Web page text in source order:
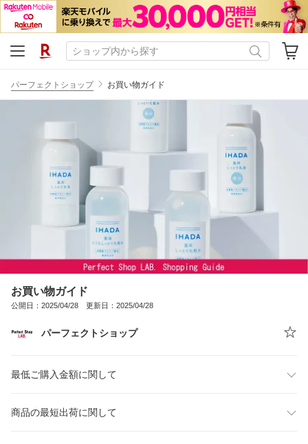
パーフェクトショップ お買い物ガイド
お買い物ガイド
公開日：2025/04/28 更新日：2025/04/28
パーフェクトショップ
最低ご購入金額に関して
商品の最短出荷に関して